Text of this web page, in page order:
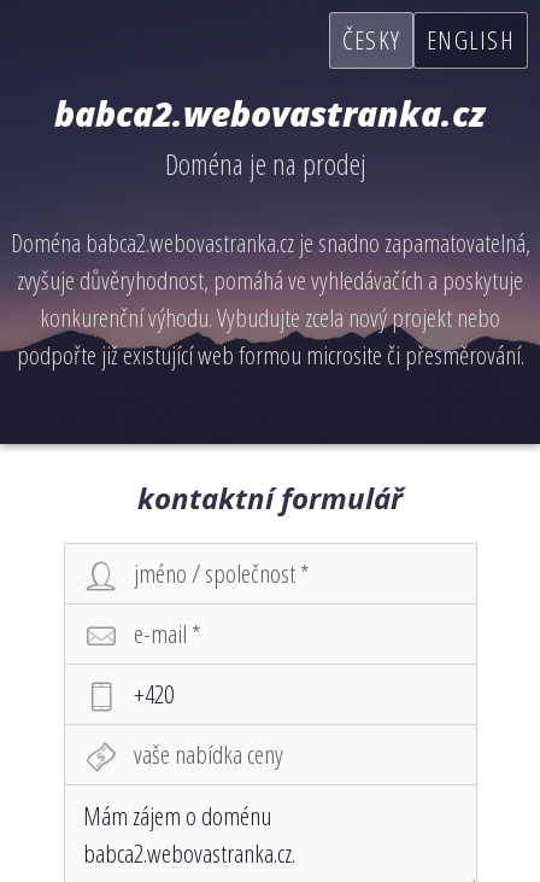
ČESKY ENGLISH
babca2.webovastranka.cz
Doména je na prodej
Doména babca2.webovastranka.cz je snadno zapamatovatelná,
zvyšuje důvěryhodnost, pomáhá ve vyhledávačích a poskytuje
konkurenční výhodu. Vybudujte zcela nový projekt nebo
podpořte již existující web formou microsite či přesměrování.
kontaktní formulář